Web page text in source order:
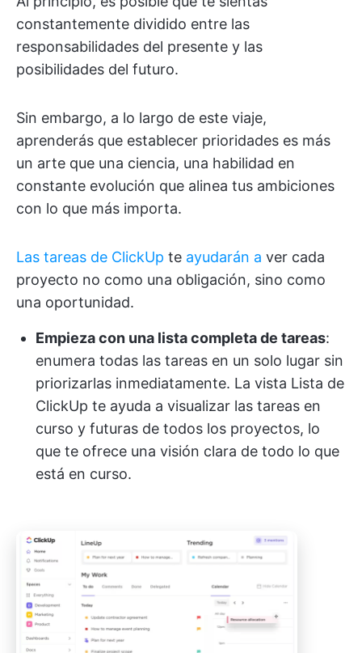
constantemente dividido entre las
responsabilidades del presente y las
posibilidades del futuro.
Sin embargo, a lo largo de este viaje,
aprenderás que establecer prioridades es más
un arte que una ciencia, una habilidad en
constante evolución que alinea tus ambiciones
con lo que más importa.
Las tareas de ClickUp te ayudarán a ver cada
proyecto no como una obligación, sino como
una oportunidad.
Empieza con una lista completa de tareas:
enumera todas las tareas en un solo lugar sin
priorizarlas inmediatamente. La vista Lista de
ClickUp te ayuda a visualizar las tareas en
curso y futuras de todos los proyectos, lo
que te ofrece una visión clara de todo lo que
está en curso.